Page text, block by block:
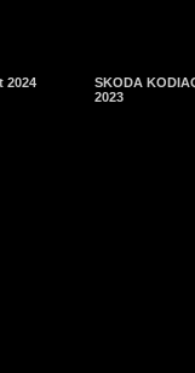
2024
SKODA
2023